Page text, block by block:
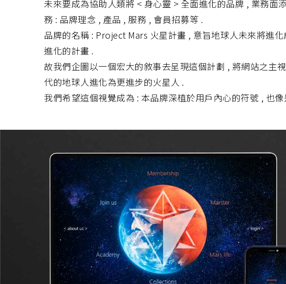
未來要成為協助人類將 < 身心靈 > 全面進化的品牌 , 業務面
務 : 品牌理念 , 產品 , 服務 , 會員招募等 .
品牌的名稱 : Project Mars 火星計畫 , 意旨地球人未來將進
進化的計畫 .
故我們企圖以一個宏大的敘事去呈現這個計劃 , 將網站之主
代的地球人進化為更進步的火星人 .
我們希望這個視覺成為 : 本品牌深植於用戶內心的符號 , 也